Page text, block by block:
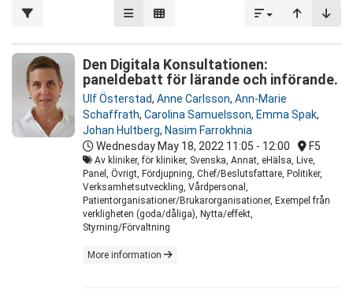
Den Digitala Konsultationen:
paneldebatt för lärande och införande.
Ulf Österstad, Anne Carlsson, Ann-Marie
Schaffrath, Carolina Samuelsson, Emma Spak,
Johan Hultberg, Nasim Farrokhnia
Wednesday May 18, 2022 11:05 - 12:00 F5
Av kliniker, för kliniker, Svenska, Annat, eHälsa, Live,
Panel, Övrigt, Fördjupning, Chef/Beslutsfattare, Politiker,
Verksamhetsutveckling, Vårdpersonal,
Patientorganisationer/Brukarorganisationer, Exempel från
verkligheten (goda/dåliga), Nytta/effekt,
Styrning/Förvaltning
More information